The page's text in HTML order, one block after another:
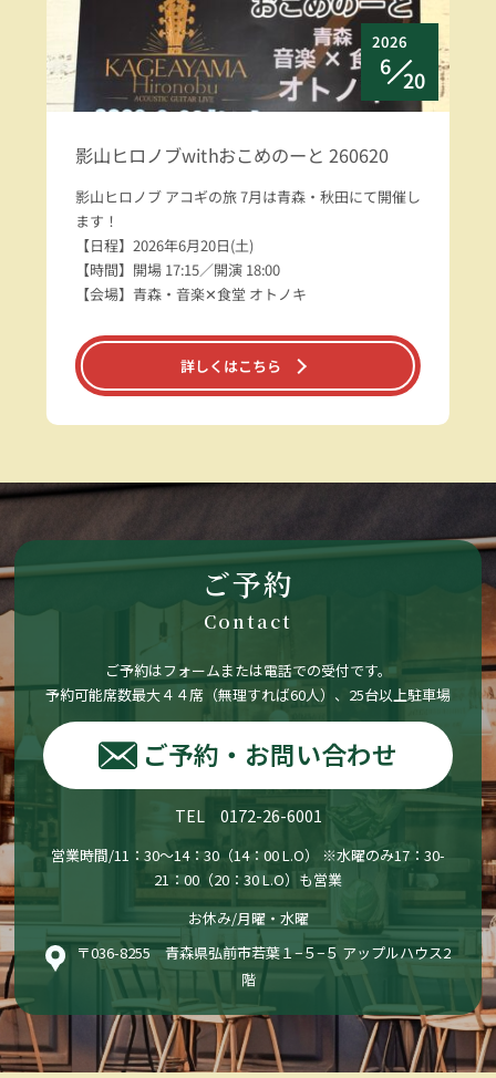
2026
6
20
影山ヒロノブwithおこめのーと 260620
影山ヒロノブ アコギの旅 7月は青森・秋田にて開催し
ます！
【日程】2026年6月20日(土)
【時間】開場 17:15／開演 18:00
【会場】青森・音楽✕食堂 オトノキ
詳しくはこちら
ご予約
Contact
ご予約はフォームまたは電話での受付です。
予約可能席数最大４４席（無理すれば60人）、25台以上駐車場
ご予約・お問い合わせ
TEL 0172-26-6001
営業時間/11：30〜14：30（14：00 L.O） ※水曜のみ17：30-
21：00（20：30 L.O）も営業
お休み/月曜・水曜
〒036-8255 青森県弘前市若葉１−５−５ アップルハウス2
階